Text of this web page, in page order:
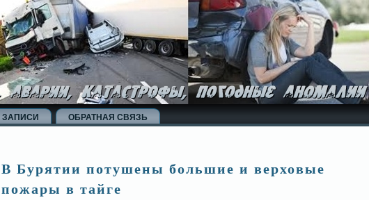
ЗАПИСИ ОБРАТНАЯ СВЯЗЬ
В Бурятии потушены большие и ве­рховые
пожары в тайге